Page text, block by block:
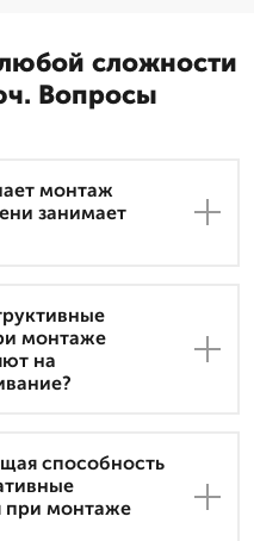
сложности
Вопросы
монтаж
занимает
монтаже
на
способность
при монтаже